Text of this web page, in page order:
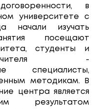
в
университете с
начали изучать
посещают
студенты и
-
специалисты,
методикам. В
центра является
результатом